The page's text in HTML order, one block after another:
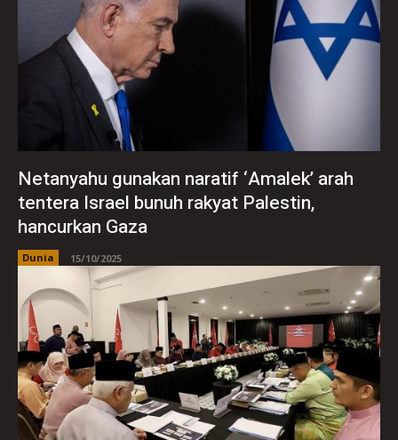
Netanyahu gunakan naratif ‘Amalek’ arah
tentera Israel bunuh rakyat Palestin,
hancurkan Gaza
Dunia 15/10/2025